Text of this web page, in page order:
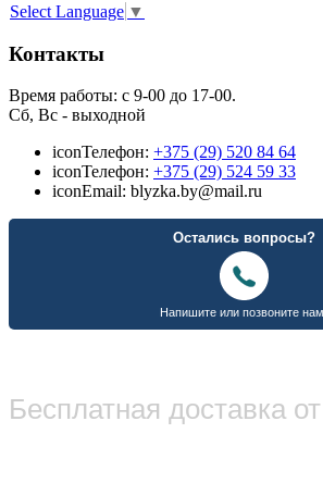
Select Language ▼
Контакты
Время работы: с 9-00 до 17-00.
Сб, Вс - выходной
iconТелефон: +375 (29) 520 84 64
iconТелефон: +375 (29) 524 59 33
iconEmail: blyzka.by@mail.ru
Бесплатная доставка